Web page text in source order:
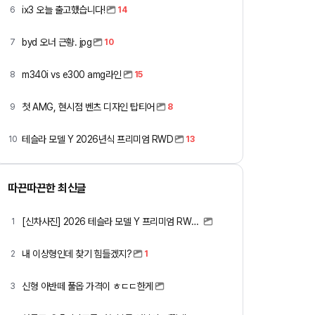
6 ix3 오늘 출고했습니다! 14
7 byd 오너 근황. jpg 10
8 m340i vs e300 amg라인 15
9 첫 AMG, 현시점 벤츠 디자인 탑티어 8
10 테슬라 모델 Y 2026년식 프리미엄 RWD 13
따끈따끈한 최신글
1 [신차사진] 2026 테슬라 모델 Y 프리미엄 RWD (펄 화이트 + 블랙시트)
2 내 이상형인데 찾기 힘들겠지? 1
3 신형 아반떼 풀옵 가격이 ㅎㄷㄷ한게